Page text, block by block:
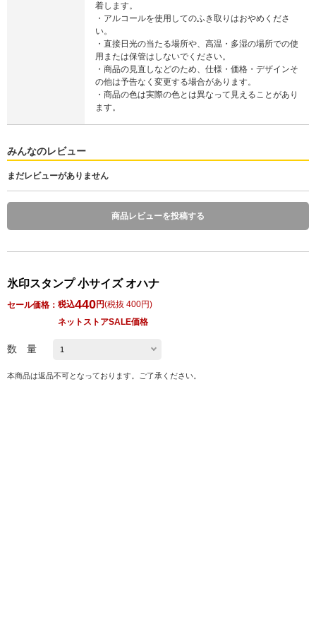
着します。
・アルコールを使用してのふき取りはおやめくださ
い。
・直接日光の当たる場所や、高温・多湿の場所での使
用または保管はしないでください。
・商品の見直しなどのため、仕様・価格・デザインそ
の他は予告なく変更する場合があります。
・商品の色は実際の色とは異なって見えることがあり
ます。
みんなのレビュー
まだレビューがありません
商品レビューを投稿する
氷印スタンプ 小サイズ オハナ
セール価格： 税込440円(税抜 400円)
ネットストアSALE価格
数 量
本商品は返品不可となっております。ご了承ください。